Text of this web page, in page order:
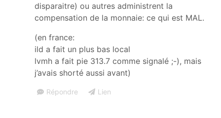
disparaitre) ou autres administrent la
compensation de la monnaie: ce qui est MAL.
(en france:
ild a fait un plus bas local
lvmh a fait pie 313.7 comme signalé ;-), mais
j’avais shorté aussi avant)
Répondre Lien